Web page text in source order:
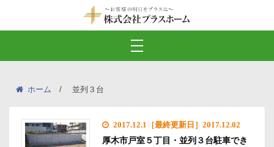
ホーム 並列３台
2017.12.1［最終更新日］2017.12.02
厚木市戸室５丁目・並列３台駐車でき